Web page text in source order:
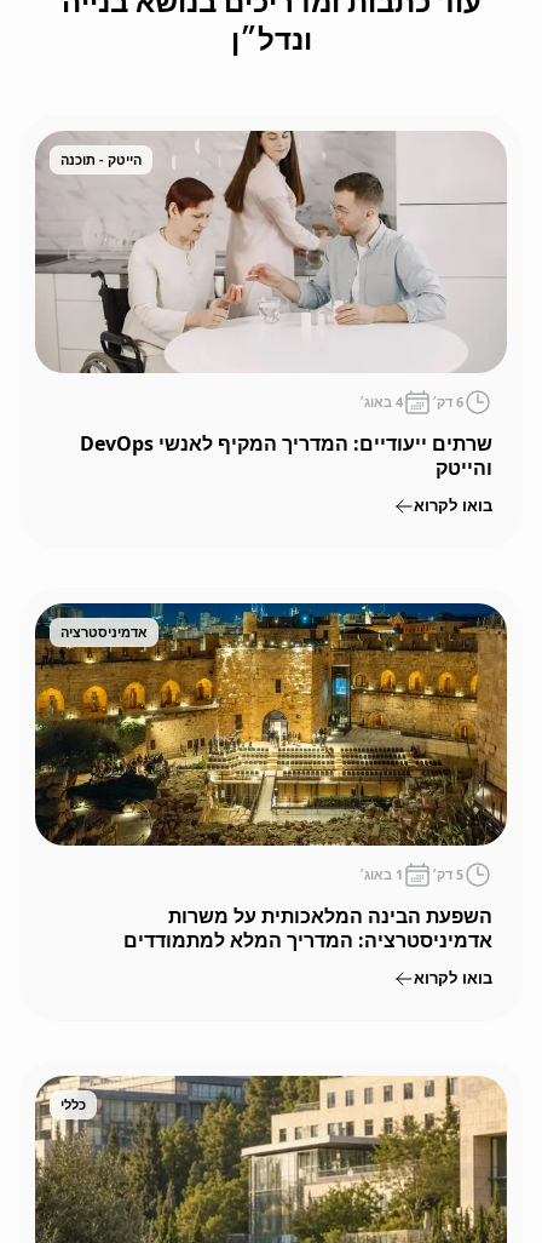
ונדל״ן
הייטק - תוכנה
6 דק׳ 4 באוג׳
שרתים ייעודיים: המדריך המקיף לאנשי DevOps
והייטק
בואו לקרוא
אדמיניסטרציה
5 דק׳ 1 באוג׳
השפעת הבינה המלאכותית על משרות
אדמיניסטרציה: המדריך המלא למתמודדים
בירושלים
בואו לקרוא
כללי